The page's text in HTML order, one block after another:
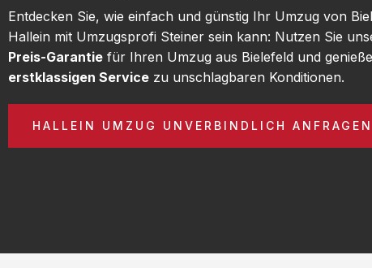
Entdecken Sie, wie einfach und günstig Ihr Umzug von
Hallein mit Umzugsprofi Steiner sein kann: Nutzen Sie
Preis-Garantie für Ihren Umzug aus Bielefeld und
erstklassigen Service zu unschlagbaren Konditionen.
HALLEIN UMZUG UNVERBINDLICH ANFRAGEN